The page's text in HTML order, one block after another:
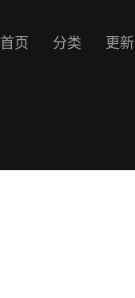
首页 分类 更新